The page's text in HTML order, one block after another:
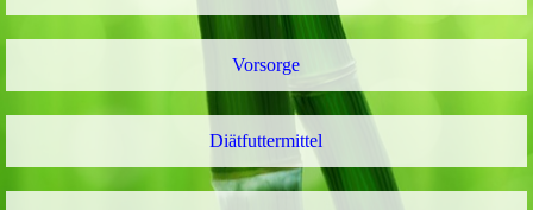
Vorsorge
Diätfuttermittel